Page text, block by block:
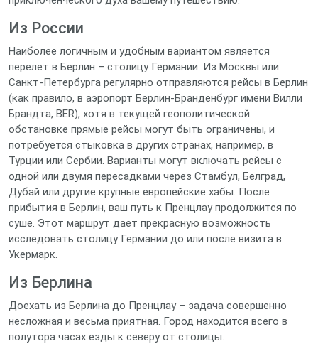
Из России
Наиболее логичным и удобным вариантом является
перелет в Берлин – столицу Германии. Из Москвы или
Санкт-Петербурга регулярно отправляются рейсы в Берлин
(как правило, в аэропорт Берлин-Бранденбург имени Вилли
Брандта, BER), хотя в текущей геополитической
обстановке прямые рейсы могут быть ограничены, и
потребуется стыковка в других странах, например, в
Турции или Сербии. Варианты могут включать рейсы с
одной или двумя пересадками через Стамбул, Белград,
Дубай или другие крупные европейские хабы. После
прибытия в Берлин, ваш путь к Пренцлау продолжится по
суше. Этот маршрут дает прекрасную возможность
исследовать столицу Германии до или после визита в
Укермарк.
Из Берлина
Доехать из Берлина до Пренцлау – задача совершенно
несложная и весьма приятная. Город находится всего в
полутора часах езды к северу от столицы.